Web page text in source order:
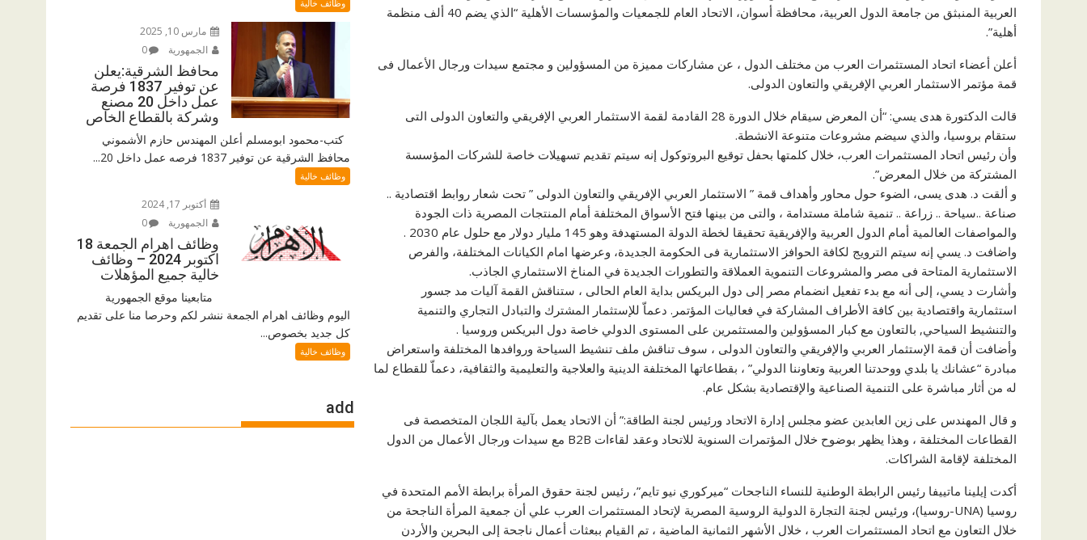
العربية المنبثق من جامعة الدول العربية، محافظة أسوان، الاتحاد العام للجمعيات والمؤسسات الأهلية “الذي يضم 40 ألف منظمة
أهلية”.
أعلن أعضاء اتحاد المستثمرات العرب من مختلف الدول ، عن مشاركات مميزة من المسؤولين و مجتمع سيدات ورجال الأعمال فى
قمة مؤتمر الاستثمار العربي الإفريقي والتعاون الدولى.
قالت الدكتورة هدى يسي: “أن المعرض سيقام خلال الدورة 28 القادمة لقمة الاستثمار العربي الإفريقي والتعاون الدولى التى
ستقام بروسيا، والذي سيضم مشروعات متنوعة الانشطة.
وأن رئيس اتحاد المستثمرات العرب، خلال كلمتها بحفل توقيع البروتوكول إنه سيتم تقديم تسهيلات خاصة للشركات المؤسسة
المشتركة من خلال المعرض”.
و ألقت د. هدى يسى، الضوء حول محاور وأهداف قمة ” الاستثمار العربي الإفريقي والتعاون الدولى ” تحت شعار روابط اقتصادية ..
صناعة ..سياحة .. زراعة .. تنمية شاملة مستدامة ، والتى من بينها فتح الأسواق المختلفة أمام المنتجات المصرية ذات الجودة
والمواصفات العالمية أمام الدول العربية والإفريقية تحقيقا لخطة الدولة المستهدفة وهو 145 مليار دولار مع حلول عام 2030 .
واضافت د. يسي إنه سيتم الترويج لكافة الحوافز الاستثمارية فى الحكومة الجديدة، وعرضها امام الكيانات المختلفة، والفرص
الاستثمارية المتاحة فى مصر والمشروعات التنموية العملاقة والتطورات الجديدة في المناخ الاستثماري الجاذب.
وأشارت د يسي، إلى أنه مع بدء تفعيل انضمام مصر إلى دول البريكس بداية العام الحالى ، ستناقش القمة آليات مد جسور
استثمارية واقتصادية بين كافة الأطراف المشاركة في فعاليات المؤتمر. دعماّ للإستثمار المشترك والتبادل التجاري والتنمية
والتنشيط السياحي, بالتعاون مع كبار المسؤولين والمستثمرين على المستوى الدولي خاصة دول البريكس وروسيا .
وأضافت أن قمة الإستثمار العربي والإفريقي والتعاون الدولى ، سوف تناقش ملف تنشيط السياحة وروافدها المختلفة واستعراض
مبادرة “عشانك يا بلدي ووحدتنا العربية وتعاوننا الدولي” ، بقطاعاتها المختلفة الدينية والعلاجية والتعليمية والثقافية، دعماّ للقطاع لما
له من أثار مباشرة على التنمية الصناعية والإقتصادية بشكل عام.
و قال المهندس على زين العابدين عضو مجلس إدارة الاتحاد ورئيس لجنة الطاقة:” أن الاتحاد يعمل بآلية اللجان المتخصصة فى
القطاعات المختلفة ، وهذا يظهر بوضوح خلال المؤتمرات السنوية للاتحاد وعقد لقاءات B2B مع سيدات ورجال الأعمال من الدول
المختلفة لإقامة الشراكات.
أكدت إيلينا ماتييفا رئيس الرابطة الوطنية للنساء الناجحات “ميركوري نيو تايم”، رئيس لجنة حقوق المرأة برابطة الأمم المتحدة في
روسيا (UNA-روسيا)، ورئيس لجنة التجارة الدولية الروسية المصرية لإتحاد المستثمرات العرب علي أن جمعية المرأة الناجحة من
خلال التعاون مع اتحاد المستثمرات العرب ، خلال الأشهر الثمانية الماضية ، تم القيام ببعثات أعمال ناجحة إلى البحرين والأردن
وظائف خالية
مارس 10, 2025
الجمهورية
0
محافظ الشرقية:يعلن
عن توفير 1837 فرصة
عمل داخل 20 مصنع
وشركة بالقطاع الخاص
كتب-محمود ابومسلم أعلن المهندس حازم الأشموني
محافظ الشرقية عن توفير 1837 فرصه عمل داخل 20...
وظائف خالية
أكتوبر 17, 2024
الجمهورية
0
وظائف اهرام الجمعة 18
اكتوبر 2024 – وظائف
خالية جميع المؤهلات
متابعينا موقع الجمهورية
اليوم وظائف اهرام الجمعة ننشر لكم وحرصا منا على تقديم
كل جديد بخصوص...
وظائف خالية
add